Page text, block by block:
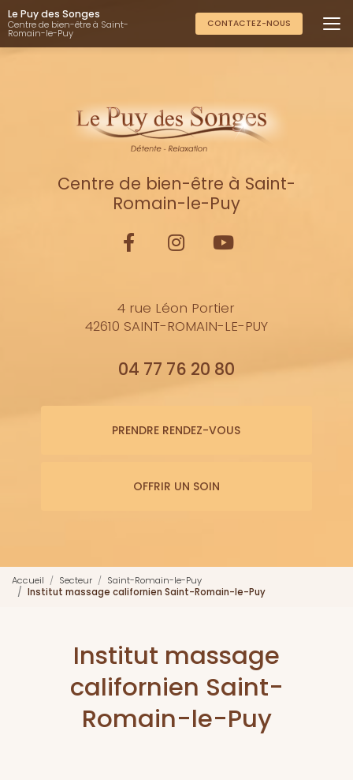
Aller
au
contenu
principal
Le Puy des Songes
Centre de bien-être à Saint-
Romain-le-Puy
CONTACTEZ-NOUS
Centre de bien-être à Saint-
Romain-le-Puy
4 rue Léon Portier
42610 SAINT-ROMAIN-LE-PUY
04 77 76 20 80
PRENDRE RENDEZ-VOUS
OFFRIR UN SOIN
Accueil Secteur
Saint-Romain-le-Puy
Institut massage californien Saint-Romain-le-Puy
Institut massage
californien Saint-
Romain-le-Puy